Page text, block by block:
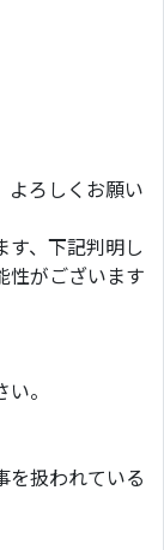
よろしくお願い
す、下記判明し
性がございます
。
を扱われている